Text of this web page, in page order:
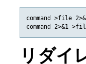
command >file
リダイ